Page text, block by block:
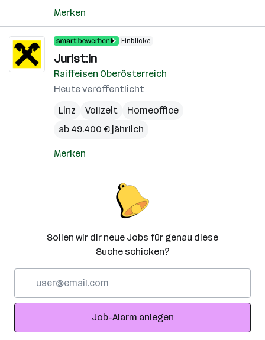
Merken
Einblicke
Jurist:in
Raiffeisen Oberösterreich
Heute veröffentlicht
Linz
Vollzeit
Homeoffice
ab 49.400 € jährlich
Merken
Sollen wir dir neue Jobs für genau diese
Suche schicken?
Adresse
Job-Alarm anlegen